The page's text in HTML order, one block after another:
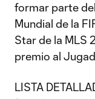
formar parte
Mundial de la
Star de la MLS
premio al
LISTA